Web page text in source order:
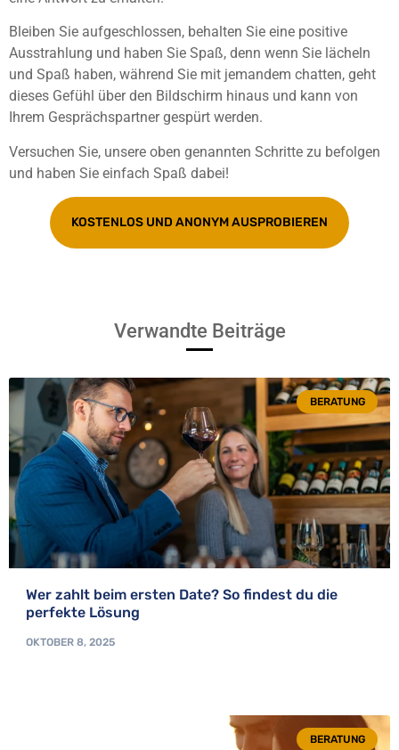
Bleiben Sie aufgeschlossen, behalten Sie eine positive
Ausstrahlung und haben Sie Spaß, denn wenn Sie lächeln
und Spaß haben, während Sie mit jemandem chatten, geht
dieses Gefühl über den Bildschirm hinaus und kann von
Ihrem Gesprächspartner gespürt werden.
Versuchen Sie, unsere oben genannten Schritte zu befolgen
und haben Sie einfach Spaß dabei!
KOSTENLOS UND ANONYM AUSPROBIEREN
Verwandte Beiträge
BERATUNG
Wer zahlt beim ersten Date? So findest du die
perfekte Lösung
OKTOBER 8, 2025
BERATUNG